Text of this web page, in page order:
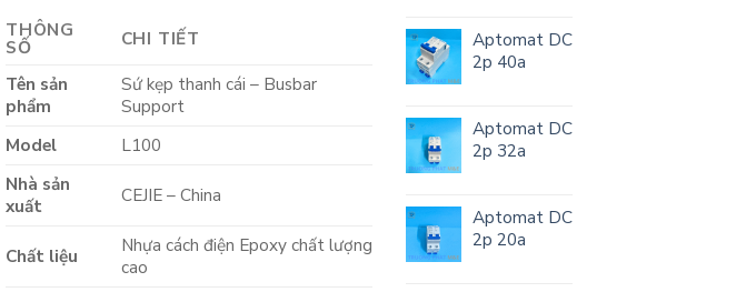
THÔNG
SỐ
CHI TIẾT
Tên sản
phẩm
Sứ kẹp thanh cái – Busbar
Support
Model
L100
Nhà sản
xuất
CEJIE – China
Chất liệu
Nhựa cách điện Epoxy chất lượng
cao
Aptomat DC
2p 40a
Aptomat DC
2p 32a
Aptomat DC
2p 20a